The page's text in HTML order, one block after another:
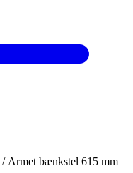
/ Armet bænkstel 615 mm